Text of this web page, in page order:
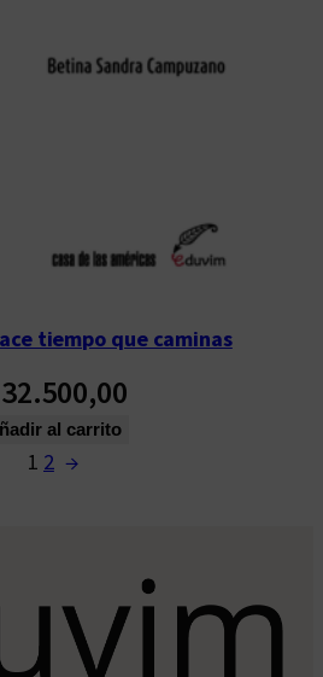
tiempo que caminas
32.500,00
al carrito
1 2 →